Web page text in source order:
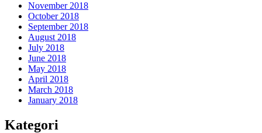
November 2018
October 2018
September 2018
August 2018
July 2018
June 2018
May 2018
April 2018
March 2018
January 2018
Kategori